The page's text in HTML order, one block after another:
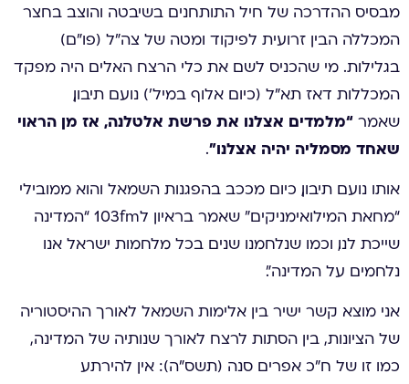
מבסיס ההדרכה של חיל התותחנים בשיבטה והוצב בחצר
המכללה הבין זרועית לפיקוד ומטה של צה”ל (פו”ם)
בגלילות. מי שהכניס לשם את כלי הרצח האלים היה מפקד
המכללות דאז תא”ל (כיום אלוף במיל’) נועם תיבון,
שאמר “מלמדים אצלנו את פרשת אלטלנה, אז מן הראוי
שאחד מסמליה יהיה אצלנו”.
אותו נועם תיבון, כיום מככב בהפגנות השמאל והוא ממובילי
“מחאת המילואימניקים” שאמר בראיון ל103fm “המדינה
שייכת לנו, וכמו שנלחמנו שנים בכל מלחמות ישראל אנו
נלחמים על המדינה”.
אני מוצא קשר ישיר בין אלימות השמאל לאורך ההיסטוריה
של הציונות, בין הסתות לרצח לאורך שנותיה של המדינה,
כמו זו של ח״כ אפרים סנה (תשס״ה): אין להירתע